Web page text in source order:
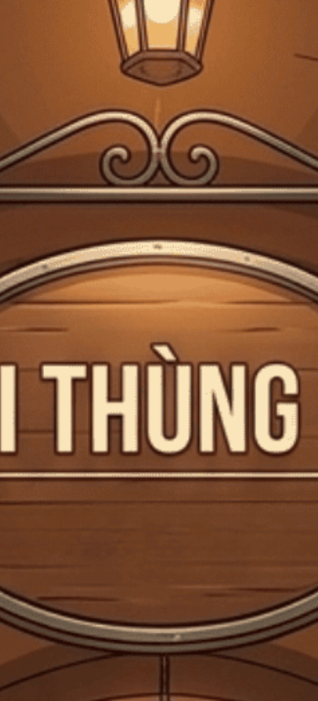
Giấy phép kinh doanh bán lẻ rượu số 299/GP-PKT do Phòng Kinh tế Quận 3
cấp ngày 17/12/2024
Chia sẻ thông tin về rượu
Chia sẻ thông tin về rượu
Top thương hiệu rượu mùi bán chạy nhất Brand
Champions
Top thương hiệu rượu mùi bán chạy nhất Brand Champions Nhờ
các sáng tạo hương vị mới và chiến dịch quảng...
Đăng bởi: CTG 16/07/2025
Kahlua: Rượu Pha Chế Thông Dụng